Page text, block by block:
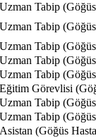
Uzman Tabip (Göğüs
Uzman Tabip (Göğüs
Uzman Tabip (Göğüs
Uzman Tabip (Göğüs
Uzman Tabip (Göğüs
Eğitim Görevlisi
Uzman Tabip (Göğüs
Uzman Tabip (Göğüs
Asistan (Göğüs